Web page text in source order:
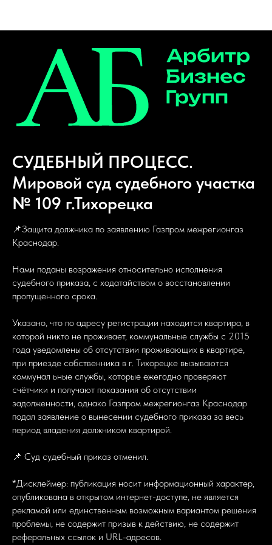
СУДЕБНЫЙ ПРОЦЕСС.
Мировой суд судебного участка
№ 109 г.Тихорецка
📌Защита должника по заявлению Газпром межрегионгаз
Краснодар.
Нами поданы возражения относительно исполнения
судебного приказа, с ходатайством о восстановлении
пропущенного срока.
Указано, что по адресу регистрации находится квартира, в
которой никто не проживает, коммунальные службы с 2015
года уведомлены об отсутствии проживающих в квартире,
при приезде собственника в г. Тихорецке вызываются
коммунал ьные службы, которые ежегодно проверяют
счётчики и получают показания об отсутствии
задолженности, однако Газпром межрегионгаз Краснодар
подал заявление о вынесении судебного приказа за весь
период владения должником квартирой.
📌 Суд судебный приказ отменил.
*Дисклеймер: публикация носит информационный характер,
опубликована в открытом интернет-доступе, не является
рекламой или единственным возможным вариантом решения
проблемы, не содержит призыв к действию, не содержит
реферальных ссылок и URL-адресов.